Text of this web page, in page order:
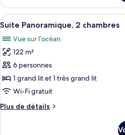
Suite
le
type
de
F&F
Sundeck
Suite
Afficher
toutes
les
photos
pour
ce
type
chambre :
16
Suite Panoramique, 2 chambres
Vue sur l’océan
122 m²
6 personnes
1 grand lit et 1 très grand lit
Wi-Fi gratuit
Plus de détails
Plus